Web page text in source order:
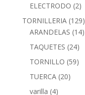
ELECTRODO (2)
TORNILLERIA (129)
ARANDELAS (14)
TAQUETES (24)
TORNILLO (59)
TUERCA (20)
varilla (4)